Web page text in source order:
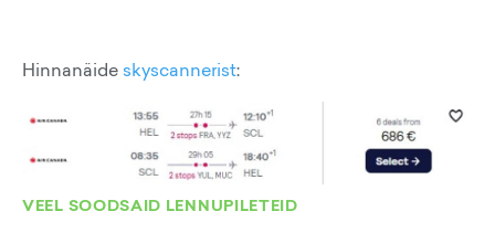
Hinnanäide skyscannerist:
VEEL SOODSAID LENNUPILETEID